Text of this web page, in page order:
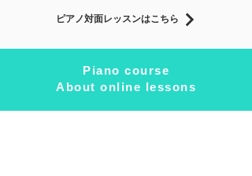
ピアノ対面レッスンはこちら
Piano course
About online lessons